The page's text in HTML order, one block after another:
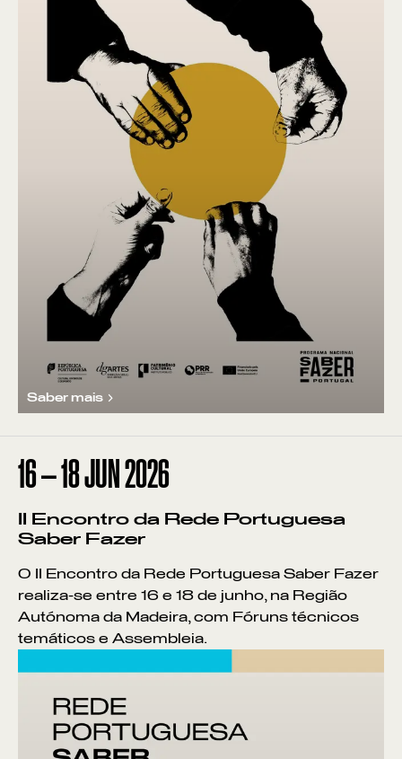
Saber mais
16—18JUN 2026
II Encontro da Rede Portuguesa
Saber Fazer
O II Encontro da Rede Portuguesa Saber Fazer
realiza-se entre 16 e 18 de junho, na Região
Autónoma da Madeira, com Fóruns técnicos
temáticos e Assembleia.